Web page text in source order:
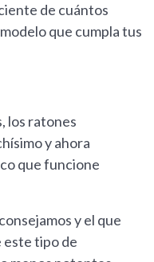
de cuántos
que cumpla tus
los ratones
y ahora
que funcione
y el que
este tipo de